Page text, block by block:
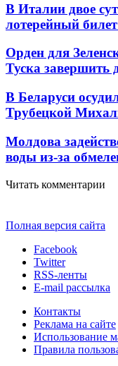
В Италии двое
лотерейный
Орден для
Туска завершить
В Беларуси
Трубецкой
Молдова
воды из-за
Читать комментарии
Полная версия сайта
Facebook
Twitter
RSS-ленты
E-mail рассылка
Контакты
Реклама на сайте
Использование
Правила